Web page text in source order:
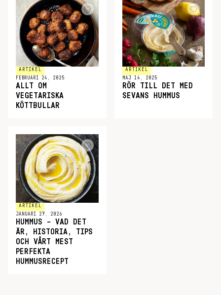
ARTIKEL
FEBRUARI 24, 2025
ALLT OM
VEGETARISKA
KÖTTBULLAR
ARTIKEL
MAJ 14, 2025
RÖR TILL DET MED
SEVANS HUMMUS
ARTIKEL
JANUARI 27, 2026
HUMMUS – VAD DET
ÄR, HISTORIA, TIPS
OCH VÅRT MEST
PERFEKTA
HUMMUSRECEPT